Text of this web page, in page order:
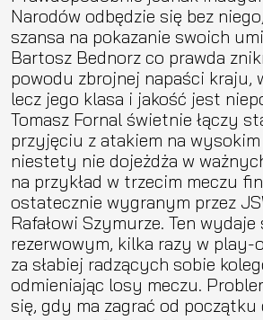
Narodów odbędzie się bez
szansa na pokazanie swoich
Bartosz Bednorz co prawda
powodu zbrojnej napaści kraju,
lecz jego klasa i jakość jest
Tomasz Fornal świetnie łączy
przyjęciu z atakiem na
niestety nie dojeżdża w
na przykład w trzecim meczu
ostatecznie wygranym przez
Rafałowi Szymurze. Ten
rezerwowym, kilka razy w play-
za słabiej radzących sobie
odmieniając losy meczu.
się, gdy ma zagrać od początku